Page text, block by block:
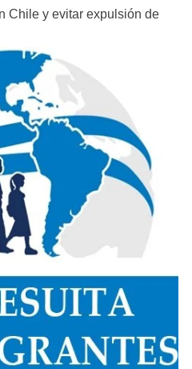
Chile y evitar expulsión de